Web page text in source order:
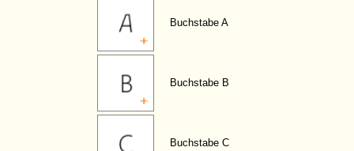
Buchstabe A
Buchstabe B
Buchstabe C